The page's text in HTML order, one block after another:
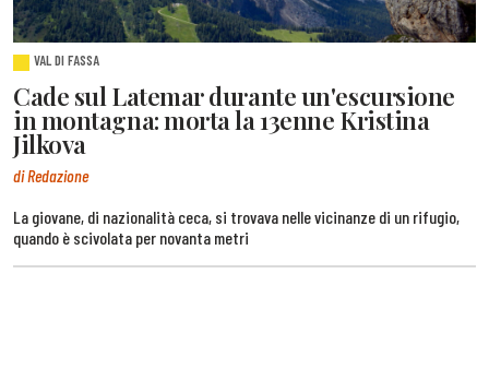
VAL DI FASSA
Cade sul Latemar durante un'escursione
in montagna: morta la 13enne Kristina
Jilkova
di Redazione
La giovane, di nazionalità ceca, si trovava nelle vicinanze di un rifugio,
quando è scivolata per novanta metri